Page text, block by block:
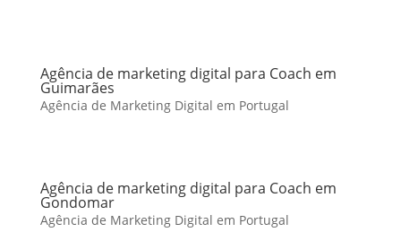
Agência de marketing digital para Coach em
Guimarães
Agência de Marketing Digital em Portugal
Agência de marketing digital para Coach em
Gondomar
Agência de Marketing Digital em Portugal